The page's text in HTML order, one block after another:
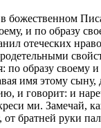
божественном
и по образу
отеческих
по образу
имя этому сыну,
и говорит: и
ми. Замечай,
от братней руки